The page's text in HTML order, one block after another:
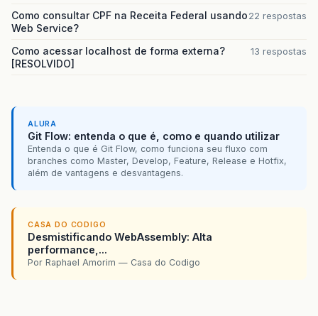
Como consultar CPF na Receita Federal usando
Web Service?
22 respostas
Como acessar localhost de forma externa?
[RESOLVIDO]
13 respostas
ALURA
Git Flow: entenda o que é, como e quando utilizar
Entenda o que é Git Flow, como funciona seu fluxo com
branches como Master, Develop, Feature, Release e Hotfix,
além de vantagens e desvantagens.
CASA DO CODIGO
Desmistificando WebAssembly: Alta
performance,...
Por Raphael Amorim — Casa do Codigo